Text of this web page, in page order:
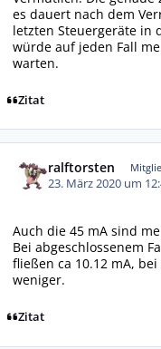
es dauert nach dem
letzten Steuergeräte in
würde auf jeden Fall
warten.
Zitat
ralftorsten
23. März 2020 um
Auch die 45 mA sind
Bei abgeschlossenem
fließen ca 10.12 mA,
weniger.
Zitat